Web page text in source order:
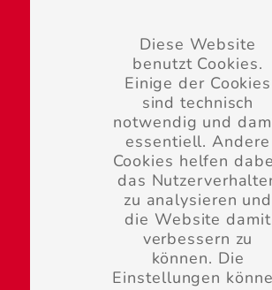
Übernachtungsanfragen:
touristik@kanu-meissen.de
Diese Website
benutzt Cookies.
Einige der Cookies
sind technisch
notwendig und
essentiell. Andere
Cookies helfen
das
zu analysieren und
die Website damit
verbessern zu
können. Die
Einstellungen